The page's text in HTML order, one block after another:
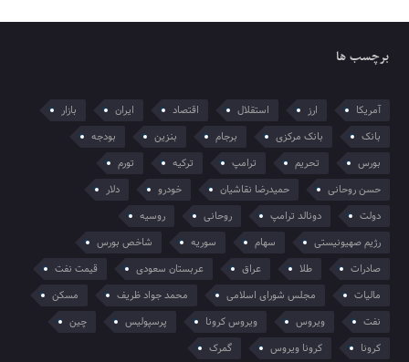
برچسب ها
آمریکا ارز استقلال اقتصاد ایران
بازار
بانک
بانک مرکزی برجام بنزین
بودجه
بورس
تحریم ترامپ ترکیه
تورم
حسن روحانی
حمیدرضا نقاشیان خودرو
دلار
دولت
دونالد ترامپ روحانی
روسیه
رژیم صهیونیستی
سهام سوریه
شاخص بورس
صادرات
طلا عراق عربستان سعودی
قیمت نفت
مالیات
مجلس شورای اسلامی محمد جواد ظریف
مسکن
نفت
ویروس ویروس کرونا پرسپولیس
چین
کرونا
کرونا ویروس گمرک